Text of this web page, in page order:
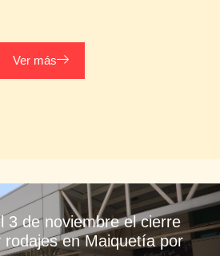
Ver más
3 de noviembre el cierre
rodajes en Maiquetía por